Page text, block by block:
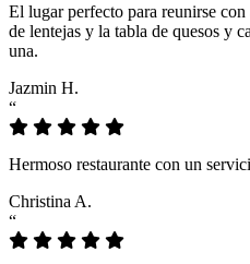
El lugar perfecto para reunirse
de lentejas y la tabla de quesos y
una.
Jazmin H.
“
Hermoso restaurante con un
Christina A.
“